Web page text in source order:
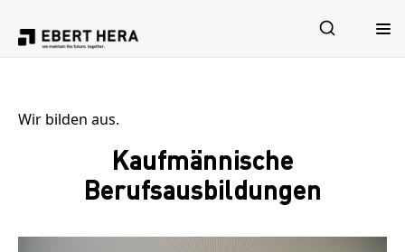
Leistungen
Sicherheit
Wir bilden aus.
Kaufmännische
Berufsausbildungen